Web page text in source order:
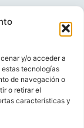
y/o acceder a
tecnologías
de navegación o
o retirar el
características y